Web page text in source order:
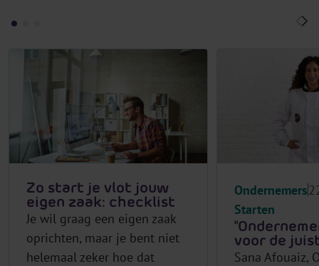
Zo start je vlot jouw
eigen zaak: checklist
Je wil graag een eigen zaak
oprichten, maar je bent niet
helemaal zeker hoe dat
Ondernemers
Starten
voor de
Sana Afouaiz,